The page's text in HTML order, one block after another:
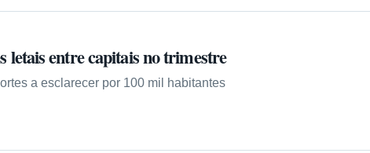
entre capitais no trimestre
a esclarecer por 100 mil habitantes